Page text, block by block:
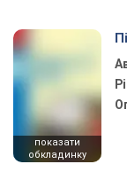
показати
обкладинку